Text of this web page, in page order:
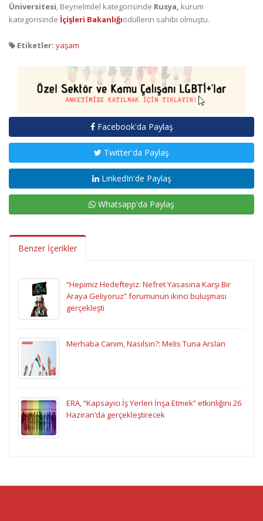
Üniversitesi, Beynelmilel kategorisinde Rusya, kurum
kategorisinde İçişleri Bakanlığıödüllerin sahibi olmuştu.
Etiketler: yaşam
Facebook'da Paylaş
Twitter'da Paylaş
LinkedIn'de Paylaş
Whatsapp'da Paylaş
Benzer İçerikler
“Hepimiz Hedefteyiz: Nefret Yasasına Karşı Bir
Araya Geliyoruz” forumunun ikinci buluşması
gerçekleşti
Merhaba Canım, Nasılsın?: Melis Tuna Arslan
ERA, “Kapsayıcı İş Yerleri İnşa Etmek” etkinliğini 26
Haziran’da gerçekleştirecek